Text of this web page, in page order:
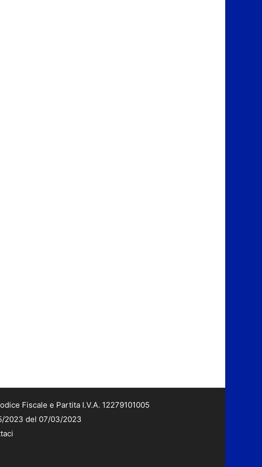
Fiscale e Partita I.V.A. 12279101005
2023 del 07/03/2023